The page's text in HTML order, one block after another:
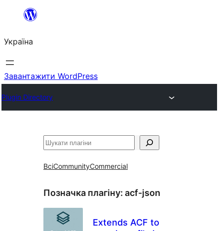
Перейти
вмісту
Україна
Завантажити WordPress
Plugin Directory
Пошук
ВсіCommunityCommercial
Позначка плагіну: acf-json
Extends ACF to